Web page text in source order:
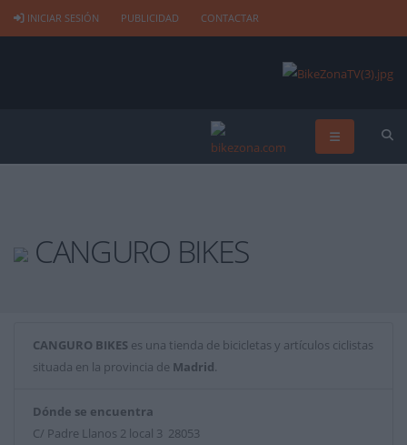
INICIAR SESIÓN PUBLICIDAD CONTACTAR
CANGURO BIKES
CANGURO BIKES es una tienda de bicicletas y artículos ciclistas
situada en la provincia de Madrid.
Dónde se encuentra
C/ Padre Llanos 2 local 3 28053